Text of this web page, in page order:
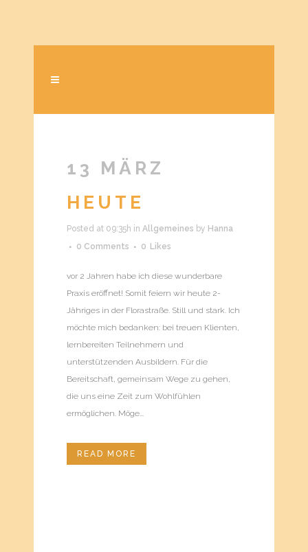
13 MÄRZ
HEUTE
Posted at 09:35h in Allgemeines by Hanna
0 Comments
0 Likes
vor 2 Jahren habe ich diese wunderbare
Praxis eröffnet! Somit feiern wir heute 2-
Jähriges in der Florastraße. Still und stark. Ich
möchte mich bedanken: bei treuen Klienten,
lernbereiten Teilnehmern und
unterstützenden Ausbildern. Für die
Bereitschaft, gemeinsam Wege zu gehen,
die uns eine Zeit zum Wohlfühlen
ermöglichen. Möge...
READ MORE